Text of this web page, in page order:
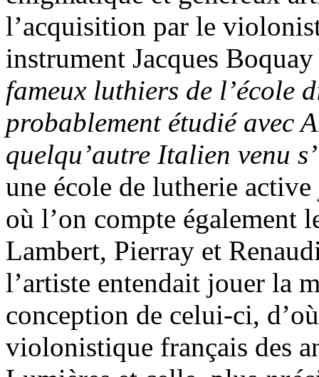
l’acquisition par le
instrument Jacques
fameux luthiers de l’école
probablement étudié avec
quelqu’autre Italien venu
une école de lutherie
où l’on compte également
Lambert, Pierray et
l’artiste entendait jouer la
conception de celui-ci,
violonistique français des